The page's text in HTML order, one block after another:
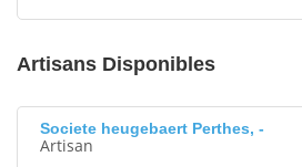
Artisans Disponibles
Societe heugebaert Perthes, -
Artisan